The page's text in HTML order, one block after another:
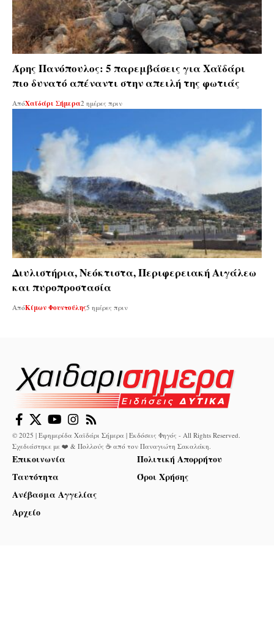
Άρης Πανόπουλος: 5 παρεμβάσεις για Χαϊδάρι
πιο δυνατό απέναντι στην απειλή της φωτιάς
ΑπόΧαϊδάρι Σήμερα2 ημέρες πριν
Διυλιστήρια, Νεόκτιστα, Περιφερειακή Αιγάλεω
και πυροπροστασία
ΑπόΚίμων Φουντούλης5 ημέρες πριν
© 2025 | Εφημερίδα Χαϊδάρι Σήμερα | Εκδόσεις Φηγός - All Rights Reserved.
Σχεδιάστηκε με ❤️ & Πολλούς ☕ από τον Παναγιώτη Σακαλάκη
Επικοινωνία
Ταυτότητα
Ανέβασμα Αγγελίας
Αρχείο
Πολιτική Απορρήτου
Όροι Χρήσης